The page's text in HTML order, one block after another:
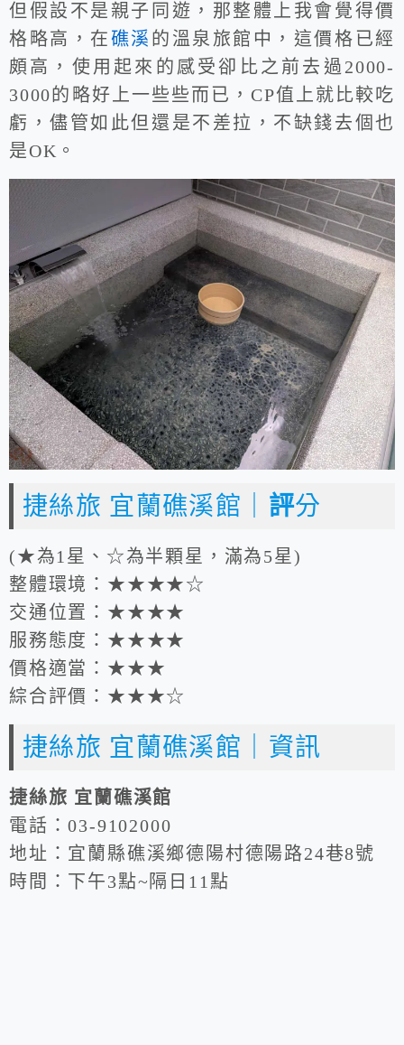
但假設不是親子同遊，那整體上我會覺得價
格略高，在礁溪 的溫泉旅館中，這價格已經
頗高，使用起來的感受卻比之前去過2000-
3000的略好上一些些而已，CP值上就比較吃
虧，儘管如此但還是不差拉，不缺錢去個也
是OK。
捷絲旅 宜蘭礁溪館｜ 評分
(★為1星、☆為半顆星，滿為5星)
整體環境：★★★★☆
交通位置：★★★★
服務態度：★★★★
價格適當：★★★
綜合評價：★★★☆
捷絲旅 宜蘭礁溪館｜資訊
捷絲旅 宜蘭礁溪館
電話：03-9102000
地址：宜蘭縣礁溪鄉德陽村德陽路24巷8號
時間：下午3點~隔日11點